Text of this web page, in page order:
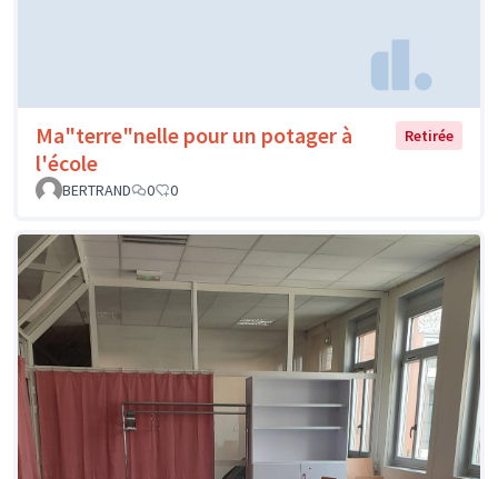
Ma"terre"nelle pour un potager à
l'école
Retirée
BERTRAND 0 0